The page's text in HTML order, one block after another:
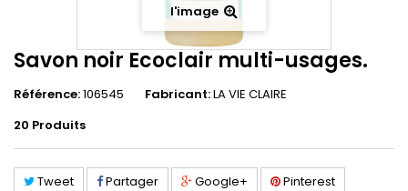
l'image
Savon noir Ecoclair multi-usages.
Référence:106545 Fabricant:LA VIE CLAIRE
20 Produits
Tweet Partager Google+ Pinterest